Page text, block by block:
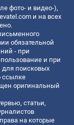
фото- и видео-),
и на всех
обязательной
- при
и при
поисковых
ссылке
оригинальный
статьи,
на которые